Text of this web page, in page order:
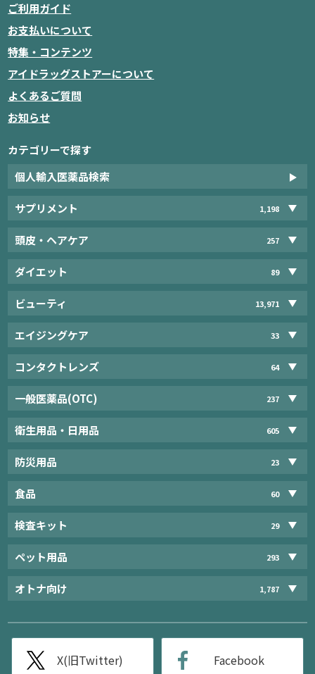
ご利用ガイド
お支払いについて
特集・コンテンツ
アイドラッグストアーについて
よくあるご質問
お知らせ
カテゴリーで探す
個人輸入医薬品検索
サプリメント 1,198
頭皮・ヘアケア 257
ダイエット 89
ビューティ 13,971
エイジングケア 33
コンタクトレンズ 64
一般医薬品(OTC) 237
衛生用品・日用品 605
防災用品 23
食品 60
検査キット 29
ペット用品 293
オトナ向け 1,787
X(旧Twitter) Facebook